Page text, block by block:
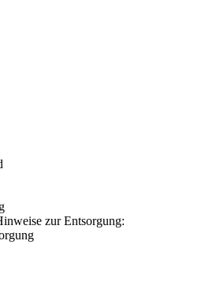
zur Entsorgung: